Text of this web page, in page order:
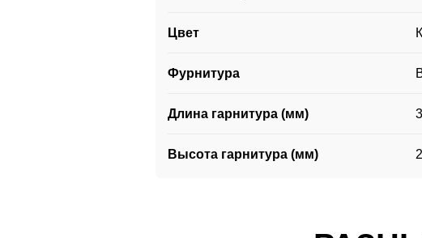
Цвет
Фурнитура
Длина гарнитура (мм)
Высота гарнитура (мм)